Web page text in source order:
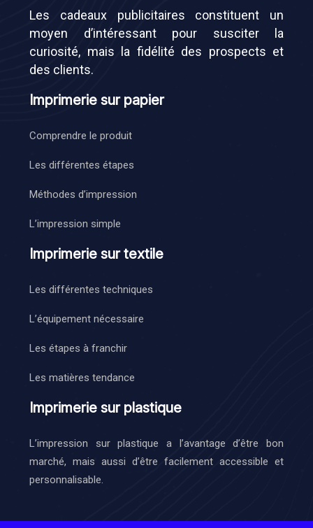
Les cadeaux publicitaires constituent un
moyen d’intéressant pour susciter la
curiosité, mais la fidélité des prospects et
des clients.
Imprimerie sur papier
Comprendre le produit
Les différentes étapes
Méthodes d’impression
L’impression simple
Imprimerie sur textile
Les différentes techniques
L’équipement nécessaire
Les étapes à franchir
Les matières tendance
Imprimerie sur plastique
L’impression sur plastique a l’avantage d’être bon
marché, mais aussi d’être facilement accessible et
personnalisable.